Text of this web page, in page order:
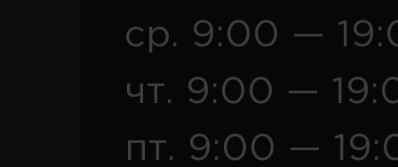
ср. 9:00 —
чт. 9:00 —
пт. 9:00 —